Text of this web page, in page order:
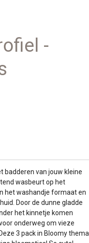
-
badderen van jouw kleine
wasbeurt op het
het washandje formaat en
Door de dunne gladde
het kinnetje komen
onderweg om vieze
3 pack in Bloomy thema